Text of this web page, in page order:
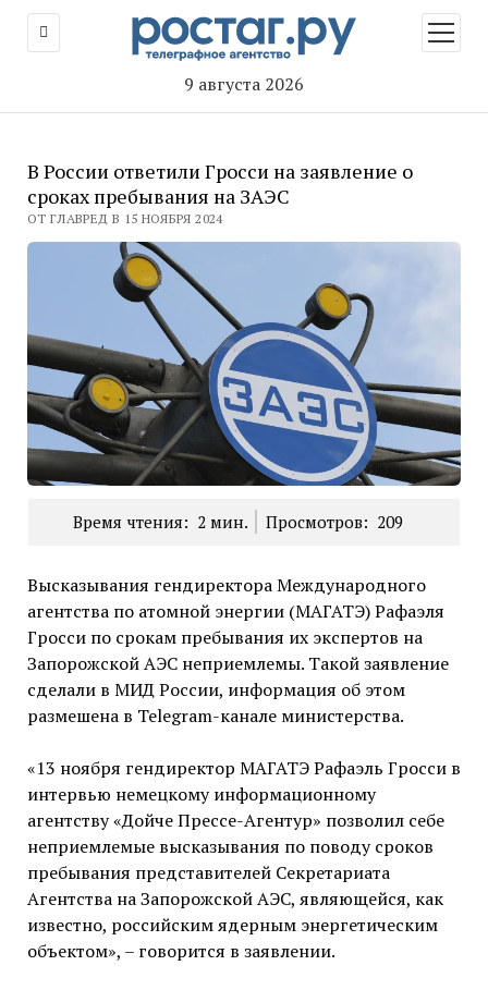
9 августа 2026
меню
В России ответили Гросси на заявление о
сроках пребывания на ЗАЭС
ОТ ГЛАВРЕД В 15 НОЯБРЯ 2024
Время чтения: 2 мин. Просмотров: 209
Высказывания гендиректора Международного
агентства по атомной энергии (МАГАТЭ) Рафаэля
Гросси по срокам пребывания их экспертов на
Запорожской АЭС неприемлемы. Такой заявление
сделали в МИД России, информация об этом
размешена в Telegram-канале министерства.
«13 ноября гендиректор МАГАТЭ Рафаэль Гросси в
интервью немецкому информационному
агентству «Дойче Прессе-Агентур» позволил себе
неприемлемые высказывания по поводу сроков
пребывания представителей Секретариата
Агентства на Запорожской АЭС, являющейся, как
известно, российским ядерным энергетическим
объектом», – говорится в заявлении.